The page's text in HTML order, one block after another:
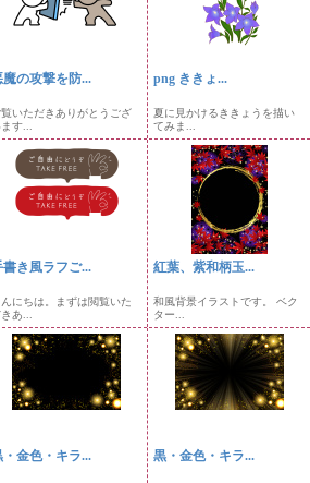
魔の攻撃を防...
覧いただきありがとうござ
ます...
png ききょ...
夏に見かけるききょうを描い
てみま...
書き風ラフご...
んにちは。まずは閲覧いた
あ...
紅葉、紫和柄玉...
和風背景イラストです。 ベク
ター...
・金色・キラ... 黒・金色・キラ...